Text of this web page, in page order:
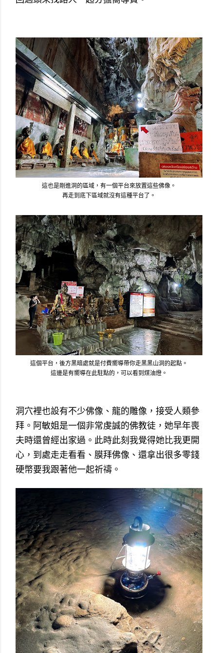
這也是剛進洞的區域，有一個平台來放置這些佛像。
再走到底下區域就沒有這種平台了。
這個平台，後方黑暗處就是付費嚮導帶你走黑黑山洞的起點。
這邊是有嚮導在此駐點的，可以看到煤油燈。
洞穴裡也設有不少佛像、龍的雕像，接受人類參
拜。阿敏姐是一個非常虔誠的佛教徒，她早年喪
夫時還曾經出家過。此時此刻我覺得她比我更開
心，到處走走看看、膜拜佛像、還拿出很多零錢
硬幣要我跟著他一起祈禱。